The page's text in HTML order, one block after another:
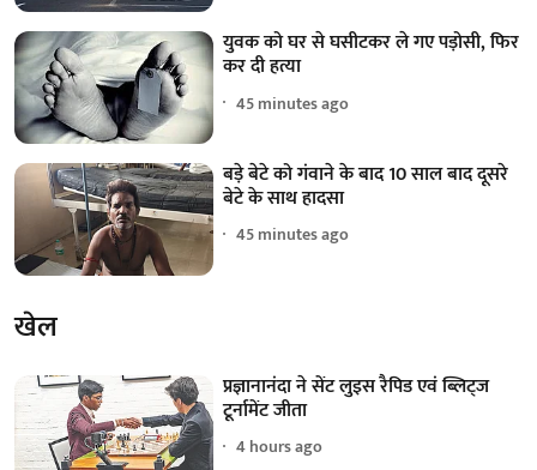
युवक को घर से घसीटकर ले गए पड़ोसी, फिर
कर दी हत्या
45 minutes ago
बड़े बेटे को गंवाने के बाद 10 साल बाद दूसरे
बेटे के साथ हादसा
45 minutes ago
खेल
प्रज्ञानानंदा ने सेंट लुइस रैपिड एवं ब्लिट्ज
टूर्नामेंट जीता
4 hours ago